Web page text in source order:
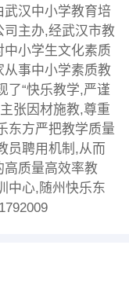
武汉中小学教育培
主办,经武汉市教
小学生文化素质
事中小学素质教
了“快乐教学,严谨
张因材施教,尊重
东方严把教学质量
员聘用机制,从而
高质量高效率教
中心,随州快乐东